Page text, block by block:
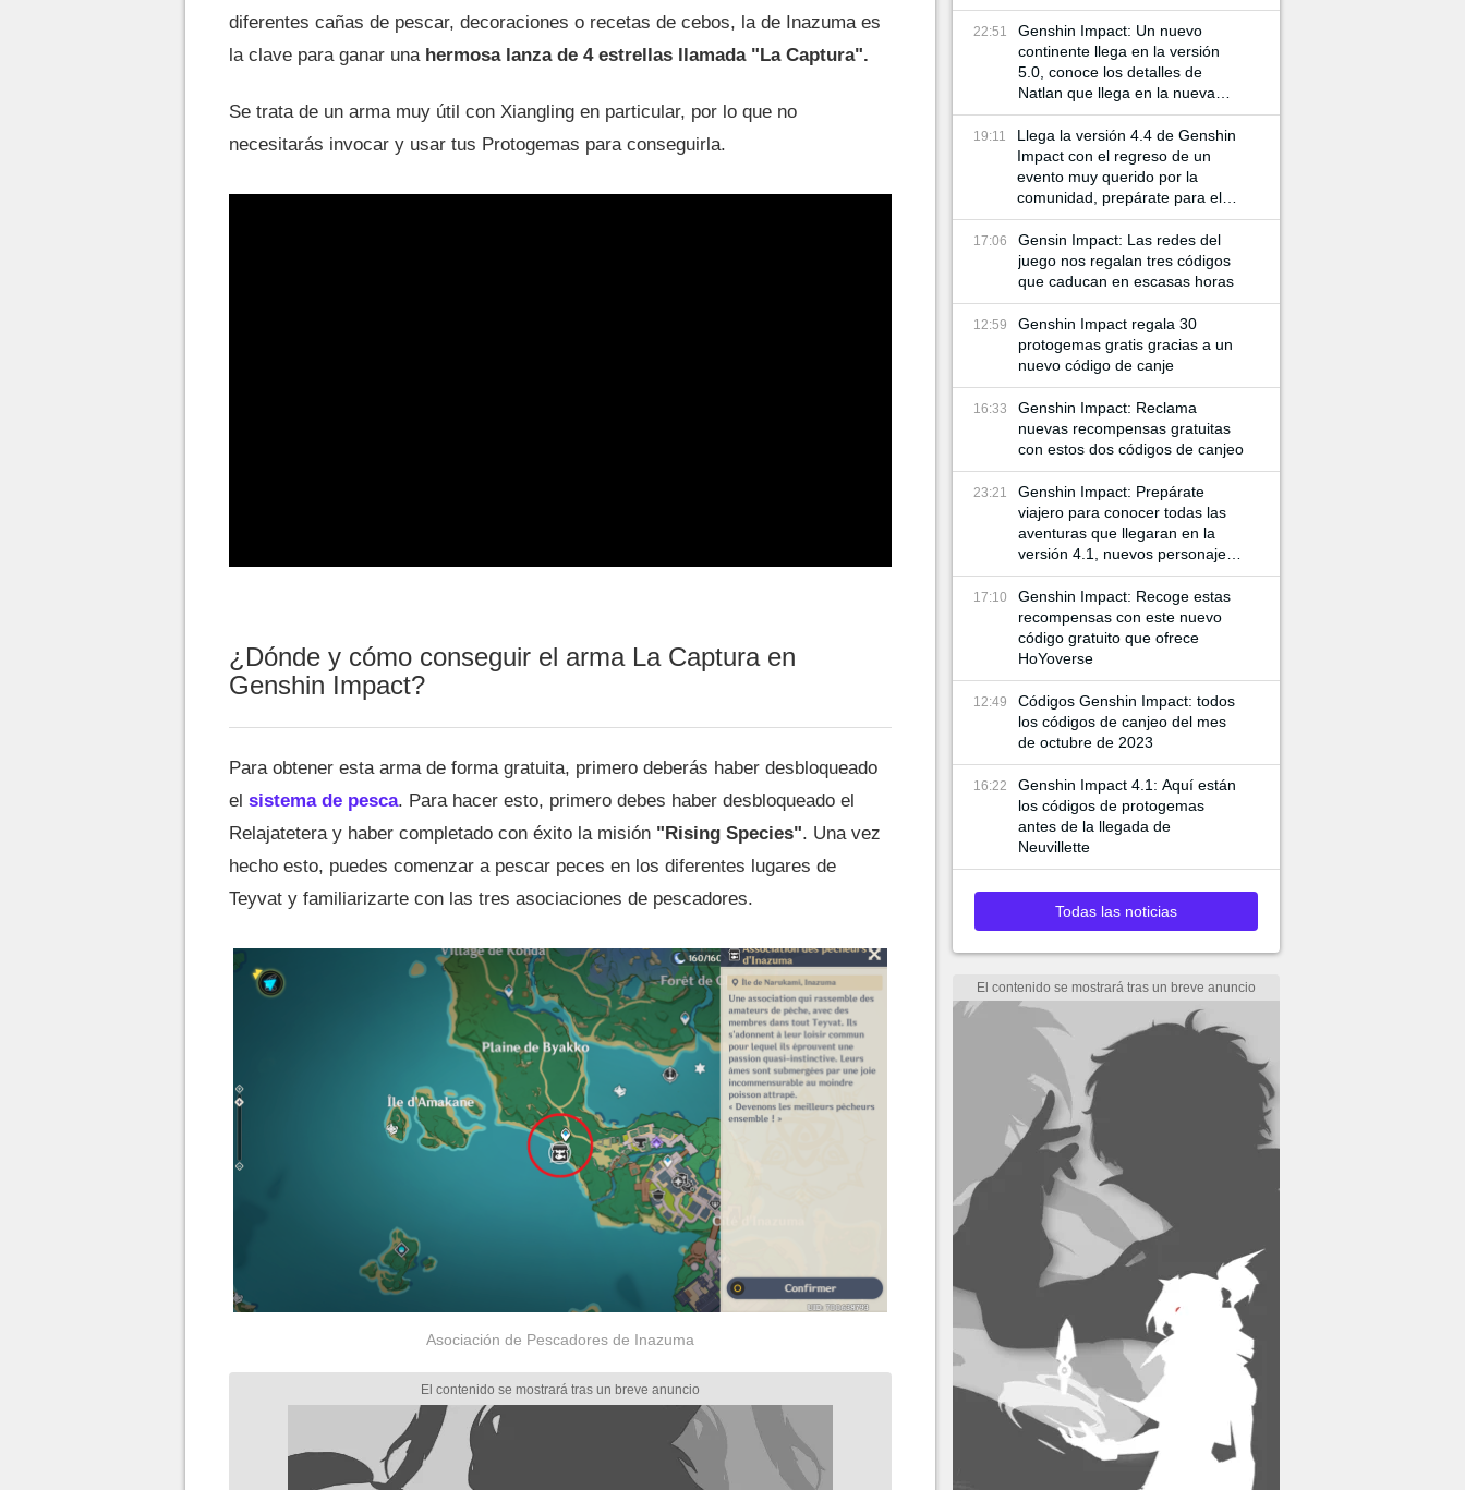
diferentes cañas de pescar, decoraciones o recetas de cebos, la de Inazuma es
la clave para ganar una hermosa lanza de 4 estrellas llamada "La Captura".
Se trata de un arma muy útil con Xiangling en particular, por lo que no
necesitarás invocar y usar tus Protogemas para conseguirla.
¿Dónde y cómo conseguir el arma La Captura en
Genshin Impact?
Para obtener esta arma de forma gratuita, primero deberás haber desbloqueado
el sistema de pesca. Para hacer esto, primero debes haber desbloqueado el
Relajatetera y haber completado con éxito la misión "Rising Species". Una vez
hecho esto, puedes comenzar a pescar peces en los diferentes lugares de
Teyvat y familiarizarte con las tres asociaciones de pescadores.
Asociación de Pescadores de Inazuma
mundo
22:51
Genshin Impact: Un nuevo
continente llega en la versión
5.0, conoce los detalles de
Natlan que llega en la nueva
actualización
19:11
Llega la versión 4.4 de Genshin
Impact con el regreso de un
evento muy querido por la
comunidad, prepárate para el
Rito de la Linterna 2024
17:06
Gensin Impact: Las redes del
juego nos regalan tres códigos
que caducan en escasas horas
12:59
Genshin Impact regala 30
protogemas gratis gracias a un
nuevo código de canje
16:33
Genshin Impact: Reclama
nuevas recompensas gratuitas
con estos dos códigos de canjeo
23:21
Genshin Impact: Prepárate
viajero para conocer todas las
aventuras que llegaran en la
versión 4.1, nuevos personajes
y más misiones te esperan
17:10
Genshin Impact: Recoge estas
recompensas con este nuevo
código gratuito que ofrece
HoYoverse
12:49
Códigos Genshin Impact: todos
los códigos de canjeo del mes
de octubre de 2023
16:22
Genshin Impact 4.1: Aquí están
los códigos de protogemas
antes de la llegada de
Neuvillette
Todas las noticias